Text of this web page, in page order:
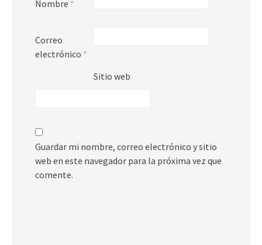
Nombre *
Correo
electrónico *
Sitio web
Guardar mi nombre, correo electrónico y sitio
web en este navegador para la próxima vez que
comente.